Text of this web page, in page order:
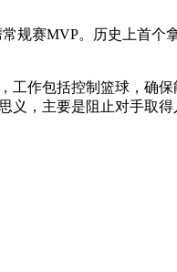
规赛MVP。历史上首个
工作包括控制篮球，确
义，主要是阻止对手取